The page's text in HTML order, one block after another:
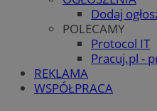
Dodaj
POLECAMY
Protocol IT
Pracuj.pl -
REKLAMA
WSPÓŁPRACA